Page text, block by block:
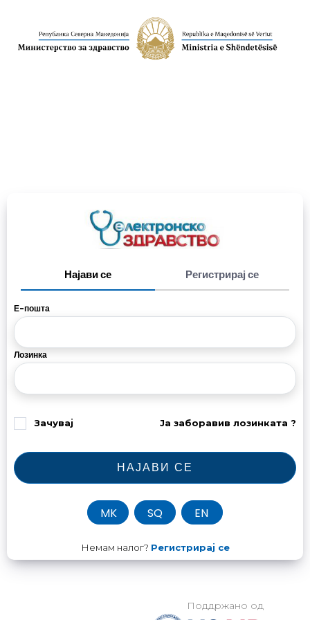
Најави се Регистрирај се
Е-пошта
Лозинка
Зачувај Ја заборавив лозинката ?
НАЈАВИ СЕ
MK SQ EN
Немам налог? Регистрирај се
Поддржано од